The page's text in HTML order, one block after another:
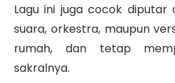
Lagu ini juga cocok
suara, orkestra, maupun
rumah, dan tetap
sakralnya.